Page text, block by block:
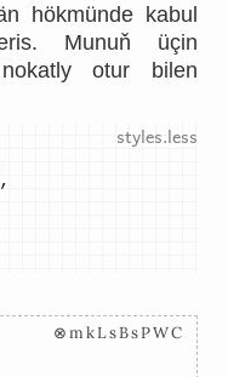
hökmünde kabul
Munuň üçin
nokatly otur bilen
⊗mkLsBsPWC